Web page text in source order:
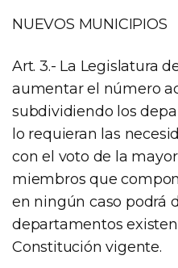
NUEVOS MUNICIPIOS
Art. 3.- La Legislatura
aumentar el número
subdividiendo los
lo requieran las
con el voto de la
miembros que
en ningún caso podrá
departamentos
Constitución vigente.